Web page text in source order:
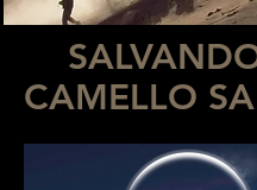
CAMELLO